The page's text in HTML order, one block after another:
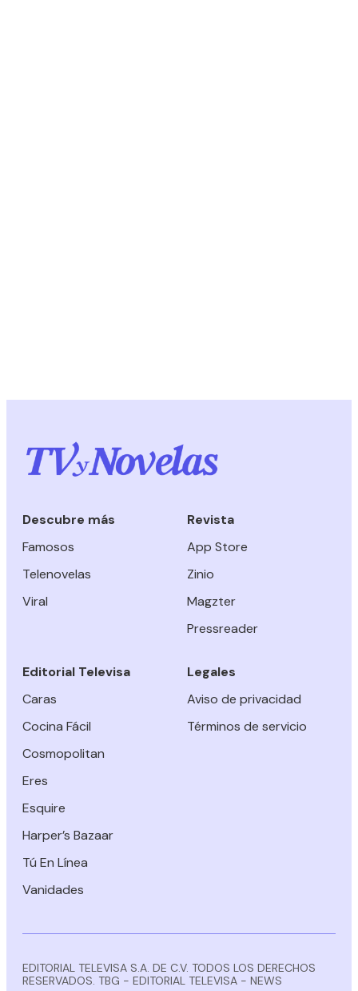
Descubre más
Famosos
Telenovelas
Viral
Revista
App Store
Zinio
Magzter
Pressreader
Editorial Televisa
Caras
Cocina Fácil
Cosmopolitan
Eres
Esquire
Harper’s Bazaar
Tú En Línea
Vanidades
Legales
Aviso de privacidad
Términos de servicio
EDITORIAL TELEVISA S.A. DE C.V. TODOS LOS DERECHOS
RESERVADOS. TBG - EDITORIAL TELEVISA - NEWS